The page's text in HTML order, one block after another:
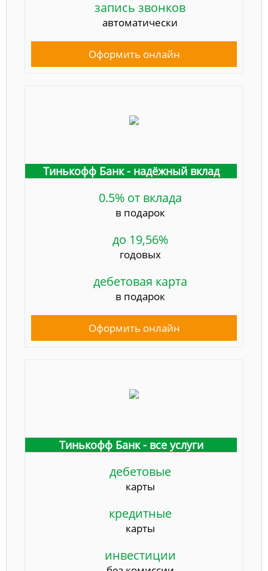
запись звонков
автоматически
Оформить онлайн
Тинькофф Банк - надёжный вклад
0.5% от вклада
в подарок
до 19,56%
годовых
дебетовая карта
в подарок
Оформить онлайн
Тинькофф Банк - все услуги
дебетовые
карты
кредитные
карты
инвестиции